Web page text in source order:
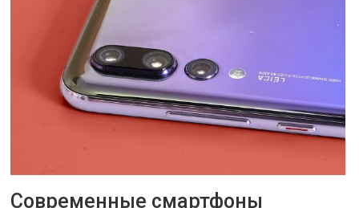
19 НОЯ 2018 | СОВЕТЫ
Современные смартфоны